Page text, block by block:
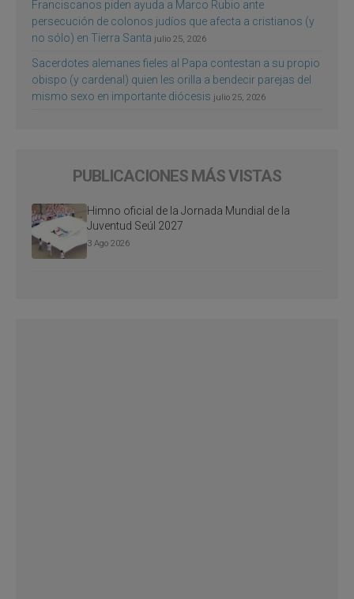
Franciscanos piden ayuda a Marco Rubio ante
persecución de colonos judíos que afecta a cristianos (y
no sólo) en Tierra Santa julio 25, 2026
Sacerdotes alemanes fieles al Papa contestan a su propio
obispo (y cardenal) quien les orilla a bendecir parejas del
mismo sexo en importante diócesis julio 25, 2026
PUBLICACIONES MÁS VISTAS
Himno oficial de la Jornada Mundial de la
Juventud Seúl 2027
3 Ago 2026